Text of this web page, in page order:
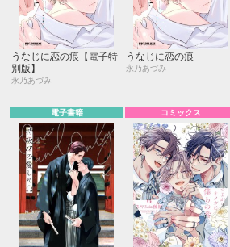
うなじに恋の痕【電子特
別版】
永乃あづみ
うなじに恋の痕
永乃あづみ
電子書籍 コミックス